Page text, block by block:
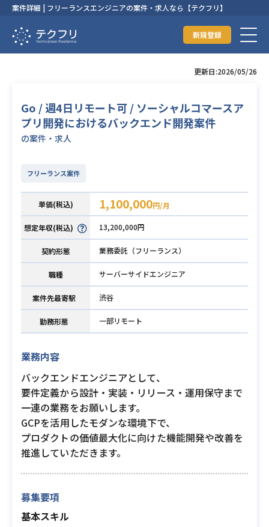
案件詳細 | フリーランスエンジニアの案件・求人なら【テクフリ】
新規登録
更新日:2026/05/26
Go / 週4日リモート可 / ソーシャルコマースア
プリ開発におけるバックエンド開発案件
の案件・求人
フリーランス案件
単価(税込) 1,100,000円/月
想定年収(税込) 13,200,000円
契約形態 業務委託（フリーランス）
職種 サーバーサイドエンジニア
案件先最寄駅 渋谷
勤務形態 一部リモート
業務内容
バックエンドエンジニアとして、
要件定義から設計・実装・リリース・運用保守まで
一連の業務をお願いします。
GCPを活用したモダンな環境下で、
プロダクトの価値最大化に向けた機能開発や改善を
推進していただきます。
募集要項
基本スキル